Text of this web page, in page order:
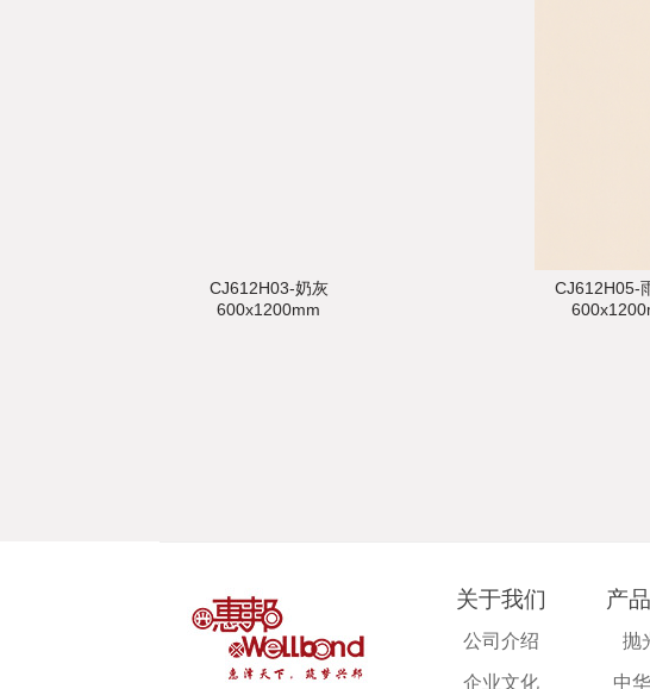
CJ612H03-奶灰
600x1200mm
CJ612H05-
关于我们
公司介绍
企业文化
产
抛
中